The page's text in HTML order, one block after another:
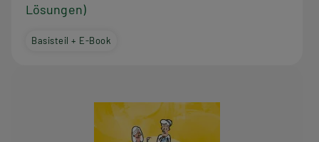
Lösungen)
Basisteil + E-Book